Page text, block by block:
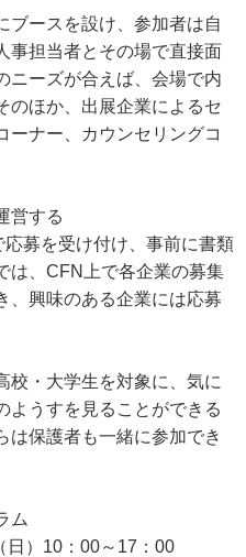
ースを設け、参加者は自
事担当者とその場で直接面
ニーズが合えば、会場で内
のほか、出展企業によるセ
ーナー、カウンセリングコ
営する
募を受け付け、事前に書類
は、CFN上で各企業の募集
、興味のある企業には応募
・大学生を対象に、気に
ようすを見ることができる
は保護者も一緒に参加でき
ム
日）10：00～17：00